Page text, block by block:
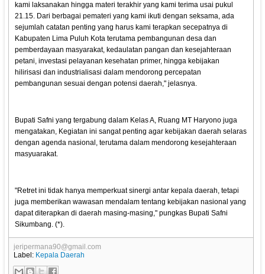
kami laksanakan hingga materi terakhir yang kami terima usai pukul
21.15. Dari berbagai pemateri yang kami ikuti dengan seksama, ada
sejumlah catatan penting yang harus kami terapkan secepatnya di
Kabupaten Lima Puluh Kota terutama pembangunan desa dan
pemberdayaan masyarakat, kedaulatan pangan dan kesejahteraan
petani, investasi pelayanan kesehatan primer, hingga kebijakan
hilirisasi dan industrialisasi dalam mendorong percepatan
pembangunan sesuai dengan potensi daerah," jelasnya.
Bupati Safni yang tergabung dalam Kelas A, Ruang MT Haryono juga
mengatakan, Kegiatan ini sangat penting agar kebijakan daerah selaras
dengan agenda nasional, terutama dalam mendorong kesejahteraan
masyuarakat.
"Retret ini tidak hanya memperkuat sinergi antar kepala daerah, tetapi
juga memberikan wawasan mendalam tentang kebijakan nasional yang
dapat diterapkan di daerah masing-masing," pungkas Bupati Safni
Sikumbang. (*).
jeripermana90@gmail.com
Label: Kepala Daerah